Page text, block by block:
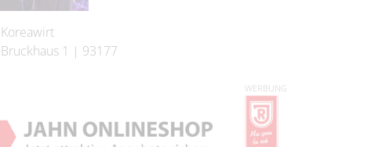
Koreawirt
Bruckhaus 1 | 93177
WERBUNG